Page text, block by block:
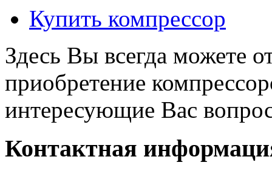
Купить компресcор
Здесь Вы всегда можете
приобретение
интересующие Вас
Контактная